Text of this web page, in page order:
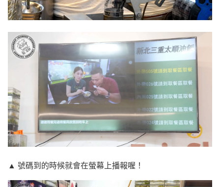
▲ 號碼到的時候就會在螢幕上播報喔！